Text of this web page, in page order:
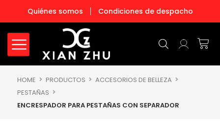
contenido
Quiénes somos Condiciones de despacho
HOME PRODUCTOS
ACCESORIOS DE BELLEZA
PESTAÑAS
ENCRESPADOR PARA PESTAÑAS CON SEPARADOR